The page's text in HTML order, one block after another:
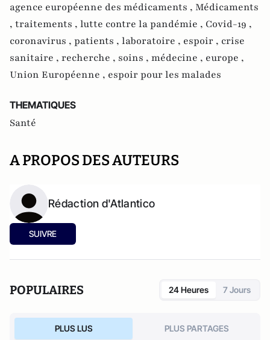
agence européenne des médicaments , Médicaments
, traitements , lutte contre la pandémie , Covid-19 ,
coronavirus , patients , laboratoire , espoir , crise
sanitaire , recherche , soins , médecine , europe ,
Union Européenne , espoir pour les malades
THEMATIQUES
Santé
A PROPOS DES AUTEURS
Rédaction d'Atlantico
SUIVRE
POPULAIRES 24 Heures 7 Jours
PLUS LUS PLUS PARTAGES